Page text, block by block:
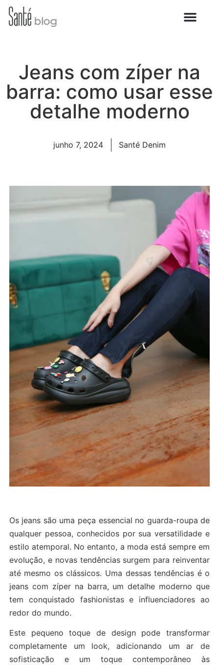
Jeans com zíper na
barra: como usar esse
detalhe moderno
junho 7, 2024 Santé Denim
Os jeans são uma peça essencial no guarda-roupa de
qualquer pessoa, conhecidos por sua versatilidade e
estilo atemporal. No entanto, a moda está sempre em
evolução, e novas tendências surgem para reinventar
até mesmo os clássicos. Uma dessas tendências é o
jeans com zíper na barra, um detalhe moderno que
tem conquistado fashionistas e influenciadores ao
redor do mundo.
Este pequeno toque de design pode transformar
completamente um look, adicionando um ar de
sofisticação e um toque contemporâneo às